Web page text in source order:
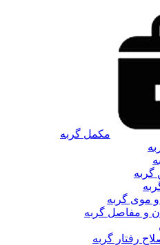
مکمل گربه
گربه
موی گربه
و مفاصل گربه
رفتار گربه